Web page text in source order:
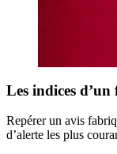
Les indices
Repérer un avis
d’alerte les plus